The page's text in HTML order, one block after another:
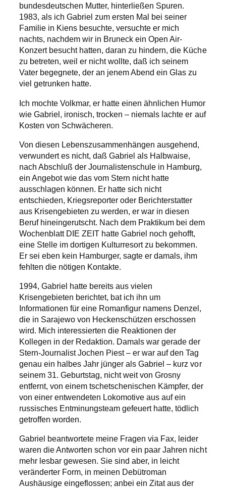
bundesdeutschen Mutter, hinterließen Spuren.
1983, als ich Gabriel zum ersten Mal bei seiner
Familie in Kiens besuchte, versuchte er mich
nachts, nachdem wir in Bruneck ein Open Air-
Konzert besucht hatten, daran zu hindern, die Küche
zu betreten, weil er nicht wollte, daß ich seinem
Vater begegnete, der an jenem Abend ein Glas zu
viel getrunken hatte.
Ich mochte Volkmar, er hatte einen ähnlichen Humor
wie Gabriel, ironisch, trocken – niemals lachte er auf
Kosten von Schwächeren.
Von diesen Lebenszusammenhängen ausgehend,
verwundert es nicht, daß Gabriel als Halbwaise,
nach Abschluß der Journalistenschule in Hamburg,
ein Angebot wie das vom Stern nicht hatte
ausschlagen können. Er hatte sich nicht
entschieden, Kriegsreporter oder Berichterstatter
aus Krisengebieten zu werden, er war in diesen
Beruf hineingerutscht. Nach dem Praktikum bei dem
Wochenblatt DIE ZEIT hatte Gabriel noch gehofft,
eine Stelle im dortigen Kulturresort zu bekommen.
Er sei eben kein Hamburger, sagte er damals, ihm
fehlten die nötigen Kontakte.
1994, Gabriel hatte bereits aus vielen
Krisengebieten berichtet, bat ich ihn um
Informationen für eine Romanfigur namens Denzel,
die in Sarajewo von Heckenschützen erschossen
wird. Mich interessierten die Reaktionen der
Kollegen in der Redaktion. Damals war gerade der
Stern-Journalist Jochen Piest – er war auf den Tag
genau ein halbes Jahr jünger als Gabriel – kurz vor
seinem 31. Geburtstag, nicht weit von Grosny
entfernt, von einem tschetschenischen Kämpfer, der
von einer entwendeten Lokomotive aus auf ein
russisches Entminungsteam gefeuert hatte, tödlich
getroffen worden.
Gabriel beantwortete meine Fragen via Fax, leider
waren die Antworten schon vor ein paar Jahren nicht
mehr lesbar gewesen. Sie sind aber, in leicht
veränderter Form, in meinen Debütroman
Aushäusige eingeflossen; anbei ein Zitat aus der